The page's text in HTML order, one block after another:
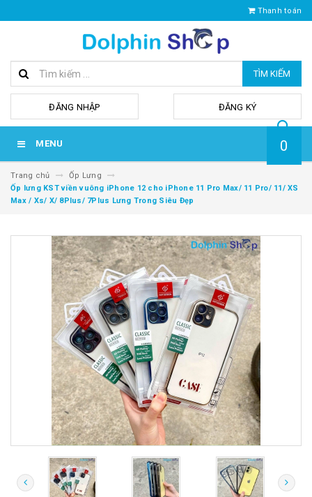
Thanh toán
TÌM KIẾM
ĐĂNG NHẬP ĐĂNG KÝ
MENU 0
Trang chủ
Ốp Lưng
Ốp lưng KST viền vuông iPhone 12 cho iPhone 11 Pro Max/ 11 Pro/ 11/ XS
Max / Xs/ X/ 8Plus/ 7Plus Lưng Trong Siêu Đẹp